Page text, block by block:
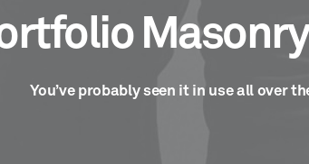
You’ve probably seen it in use all over